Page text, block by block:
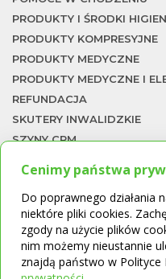
PRODUKTY I ŚRODKI
PRODUKTY KOMPRESYJNE
PRODUKTY MEDYCZNE
PRODUKTY MEDYCZNE I
REFUNDACJA
SKUTERY INWALIDZKIE
SZYNY CPM
TERMOMETRY
UKŁAD ODDECHOWY
WKŁADKI ORTOPEDYCZNE
WÓZKI I SKUTERY
WÓZKI INWALIDZKIE
Cenimy państwa
Do poprawnego działania
niektóre pliki cookies.
zgody na użycie plików
nim możemy nieustannie
znajdą państwo w Polityce